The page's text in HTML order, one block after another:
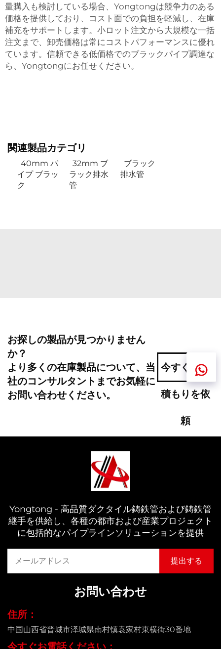
量購入も検討している場合、Yongtongは競争力のある
価格を提供しており、コスト面での負担を軽減し、在庫
補充をサポートします。小ロット注文から大規模な一括
注文まで、卸売価格は常にコストパフォーマンスに優れ
ています。信頼できる低価格でのブラックパイプ調達な
ら、Yongtongにお任せください。
関連製品カテゴリ
40mm パ
イプ ブラッ
ク
32mm ブ
ラック排水
管
ブラック
排水管
お探しの製品が見つかりません
か？
より多くの在庫製品について、当
社のコンサルタントまでお気軽に
お問い合わせください。
今すぐお見
積もりを依
頼
Yongtong - 高品質ダクタイル鋳鉄管および鋳鉄管
継手を供給し、各種の都市および産業プロジェクト
に包括的なパイプラインソリューションを提供
お問い合わせ
住所：
中国山西省晋城市泽城県南村镇袁家村東横街30番地
今すぐお電話ください：